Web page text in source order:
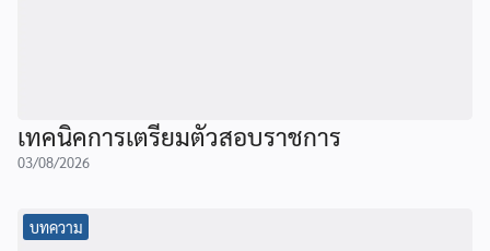
เทคนิคการเตรียมตัวสอบราชการ
03/08/2026
บทความ